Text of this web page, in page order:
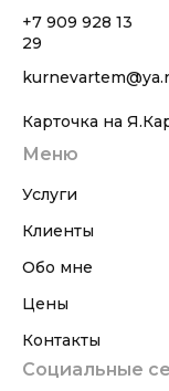
+7 909 928 13
29
Карточка на
Меню
Услуги
Клиенты
Обо мне
Цены
Контакты
Социальные